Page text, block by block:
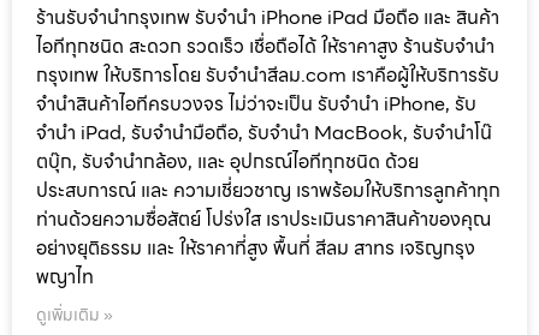
ร้านรับจำนำกรุงเทพ รับจำนำ iPhone iPad มือถือ และ สินค้า
ไอทีทุกชนิด สะดวก รวดเร็ว เชื่อถือได้ ให้ราคาสูง ร้านรับจำนำ
กรุงเทพ ให้บริการโดย รับจํานําสีลม.com เราคือผู้ให้บริการรับ
จำนำสินค้าไอทีครบวงจร ไม่ว่าจะเป็น รับจำนำ iPhone, รับ
จำนำ iPad, รับจำนำมือถือ, รับจำนำ MacBook, รับจำนำโน๊
ตบุ๊ก, รับจำนำกล้อง, และ อุปกรณ์ไอทีทุกชนิด ด้วย
ประสบการณ์ และ ความเชี่ยวชาญ เราพร้อมให้บริการลูกค้าทุก
ท่านด้วยความซื่อสัตย์ โปร่งใส เราประเมินราคาสินค้าของคุณ
อย่างยุติธรรม และ ให้ราคาที่สูง พื้นที่ สีลม สาทร เจริญกรุง
พญาไท
ดูเพิ่มเติม »